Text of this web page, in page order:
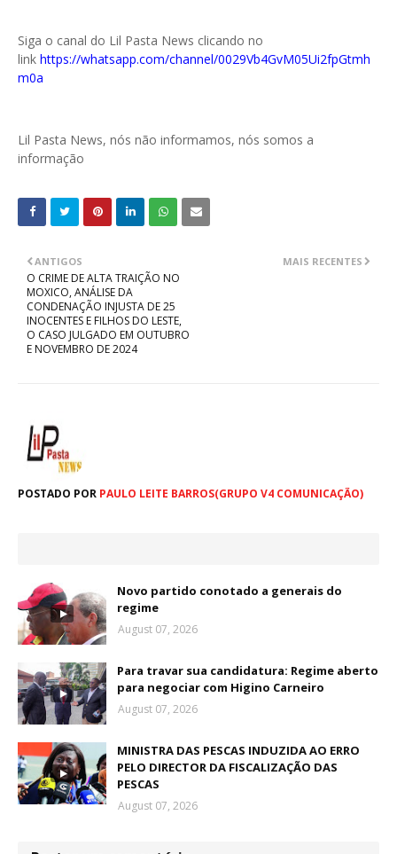
Siga o canal do Lil Pasta News clicando no
link https://whatsapp.com/channel/0029Vb4GvM05Ui2fpGtmh
m0a
Lil Pasta News, nós não informamos, nós somos a
informação
MAIS RECENTES
ANTIGOS
O CRIME DE ALTA TRAIÇÃO NO
MOXICO, ANÁLISE DA
CONDENAÇÃO INJUSTA DE 25
INOCENTES E FILHOS DO LESTE,
O CASO JULGADO EM OUTUBRO
E NOVEMBRO DE 2024
POSTADO POR PAULO LEITE BARROS(GRUPO V4 COMUNICAÇÃO)
Novo partido conotado a generais do
regime
August 07, 2026
Para travar sua candidatura: Regime aberto
para negociar com Higino Carneiro
August 07, 2026
MINISTRA DAS PESCAS INDUZIDA AO ERRO
PELO DIRECTOR DA FISCALIZAÇÃO DAS
PESCAS
August 07, 2026